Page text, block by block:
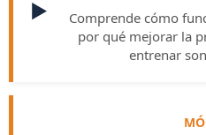
▶️
Comprende cómo
por qué mejorar la
entrenar